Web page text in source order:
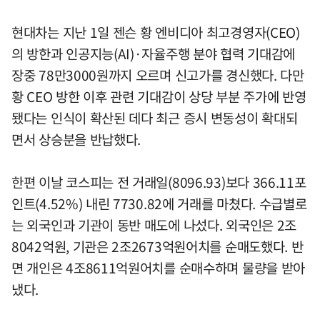
현대차는 지난 1일 젠슨 황 엔비디아 최고경영자(CEO)
의 방한과 인공지능(AI)·자율주행 분야 협력 기대감에
장중 78만3000원까지 오르며 신고가를 경신했다. 다만
황 CEO 방한 이후 관련 기대감이 상당 부분 주가에 반영
됐다는 인식이 확산된 데다 최근 증시 변동성이 확대되
면서 상승분을 반납했다.
한편 이날 코스피는 전 거래일(8096.93)보다 366.11포
인트(4.52%) 내린 7730.82에 거래를 마쳤다. 수급별로
는 외국인과 기관이 동반 매도에 나섰다. 외국인은 2조
8042억원, 기관은 2조2673억원어치를 순매도했다. 반
면 개인은 4조8611억원어치를 순매수하며 물량을 받아
냈다.